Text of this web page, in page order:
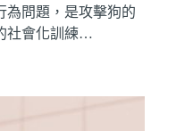
為問題，是攻擊狗的
社會化訓練…